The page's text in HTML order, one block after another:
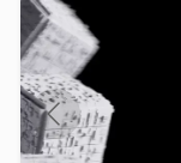
Хочу поступить
Сотрудничество
О нас
Ваканасии
Корпоративное обучение
Система лояльности